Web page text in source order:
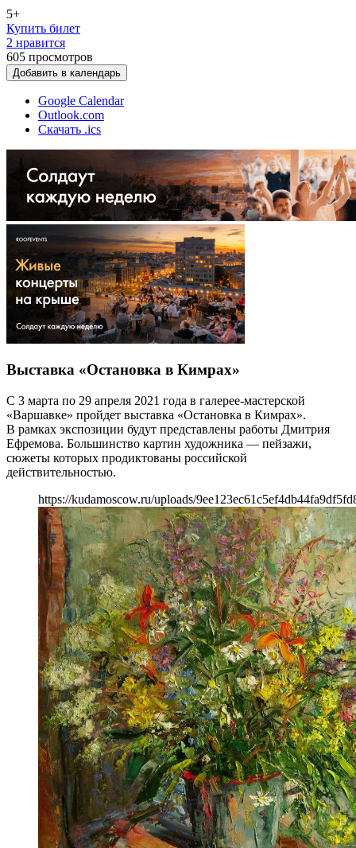
5+
Купить билет
2 нравится
605 просмотров
Добавить в календарь
Google Calendar
Outlook.com
Скачать .ics
Выставка «Остановка в Кимрах»
С 3 марта по 29 апреля 2021 года в галерее-мастерской
«Варшавке» пройдет выставка «Остановка в Кимрах».
В рамках экспозиции будут представлены работы Дмитрия
Ефремова. Большинство картин художника — пейзажи,
сюжеты которых продиктованы российской
действительностью.
https://kudamoscow.ru/uploads/